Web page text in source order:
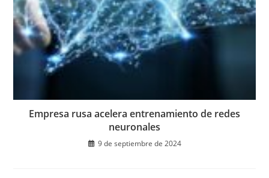
Empresa rusa acelera entrenamiento de redes
neuronales
9 de septiembre de 2024